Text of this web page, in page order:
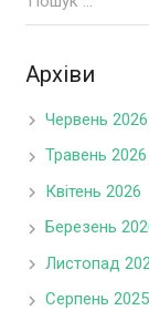
Архіви
Червень 2026
Травень 2026
Квітень 2026
Березень
Листопад
Серпень 2025